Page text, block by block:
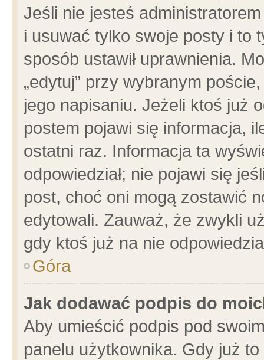
Jeśli nie jesteś
i usuwać tylko swoje posty i to
sposób ustawił uprawnienia.
„edytuj” przy wybranym
jego napisaniu. Jeżeli ktoś już
postem pojawi się informacja,
ostatni raz. Informacja ta
odpowiedział; nie pojawi się
post, choć oni mogą zostawić
edytowali. Zauważ, że zwykli
gdy ktoś już na nie
Góra
Jak dodawać podpis do
Aby umieścić podpis pod
panelu użytkownika. Gdy już